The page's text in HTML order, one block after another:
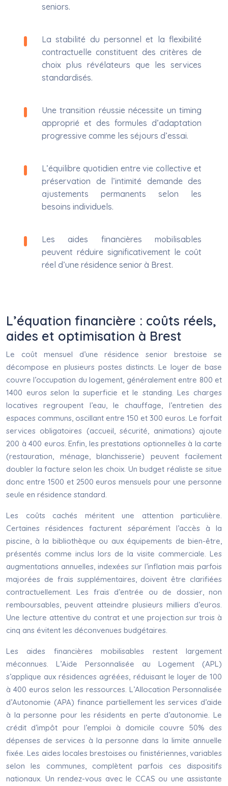
seniors.
La stabilité du personnel et la flexibilité
contractuelle constituent des critères de
choix plus révélateurs que les services
standardisés.
Une transition réussie nécessite un timing
approprié et des formules d’adaptation
progressive comme les séjours d’essai.
L’équilibre quotidien entre vie collective et
préservation de l’intimité demande des
ajustements permanents selon les
besoins individuels.
Les aides financières mobilisables
peuvent réduire significativement le coût
réel d’une résidence senior à Brest.
L’équation financière : coûts réels,
aides et optimisation à Brest
Le coût mensuel d’une résidence senior brestoise se
décompose en plusieurs postes distincts. Le loyer de base
couvre l’occupation du logement, généralement entre 800 et
1400 euros selon la superficie et le standing. Les charges
locatives regroupent l’eau, le chauffage, l’entretien des
espaces communs, oscillant entre 150 et 300 euros. Le forfait
services obligatoires (accueil, sécurité, animations) ajoute
200 à 400 euros. Enfin, les prestations optionnelles à la carte
(restauration, ménage, blanchisserie) peuvent facilement
doubler la facture selon les choix. Un budget réaliste se situe
donc entre 1500 et 2500 euros mensuels pour une personne
seule en résidence standard.
Les coûts cachés méritent une attention particulière.
Certaines résidences facturent séparément l’accès à la
piscine, à la bibliothèque ou aux équipements de bien-être,
présentés comme inclus lors de la visite commerciale. Les
augmentations annuelles, indexées sur l’inflation mais parfois
majorées de frais supplémentaires, doivent être clarifiées
contractuellement. Les frais d’entrée ou de dossier, non
remboursables, peuvent atteindre plusieurs milliers d’euros.
Une lecture attentive du contrat et une projection sur trois à
cinq ans évitent les déconvenues budgétaires.
Les aides financières mobilisables restent largement
méconnues. L’Aide Personnalisée au Logement (APL)
s’applique aux résidences agréées, réduisant le loyer de 100
à 400 euros selon les ressources. L’Allocation Personnalisée
d’Autonomie (APA) finance partiellement les services d’aide
à la personne pour les résidents en perte d’autonomie. Le
crédit d’impôt pour l’emploi à domicile couvre 50% des
dépenses de services à la personne dans la limite annuelle
fixée. Les aides locales brestoises ou finistériennes, variables
selon les communes, complètent parfois ces dispositifs
nationaux. Un rendez-vous avec le CCAS ou une assistante